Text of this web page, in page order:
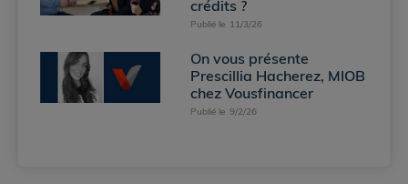
crédits ?
Publié le 11/3/26
On vous présente
Prescillia Hacherez, MIOB
chez Vousfinancer
Publié le 9/2/26